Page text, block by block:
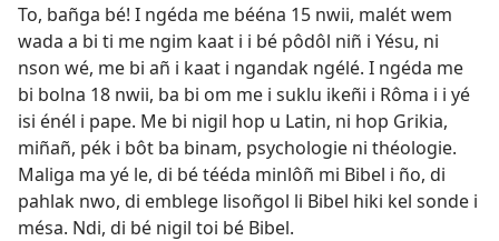
To, bañga bé! I ngéda me bééna 15 nwii, malét wem
wada a bi ti me ngim kaat i i bé pôdôl niñ i Yésu, ni
nson wé, me bi añ i kaat i ngandak ngélé. I ngéda me
bi bolna 18 nwii, ba bi om me i suklu ikeñi i Rôma i i yé
isi énél i pape. Me bi nigil hop u Latin, ni hop Grikia,
miñañ, pék i bôt ba binam, psychologie ni théologie.
Maliga ma yé le, di bé tééda minlôñ mi Bibel i ño, di
pahlak nwo, di emblege lisoñgol li Bibel hiki kel sonde i
mésa. Ndi, di bé nigil toi bé Bibel.